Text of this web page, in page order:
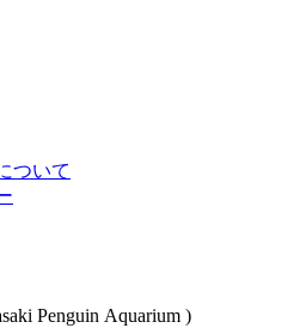
ついて
Penguin Aquarium )